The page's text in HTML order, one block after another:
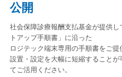
公開
社会保障診療報酬支払基金が提供
トアップ手順書」に沿った
ロジテック端末専用の手順書をご提
設置・設定を大幅に短縮すること
てご活用ください。